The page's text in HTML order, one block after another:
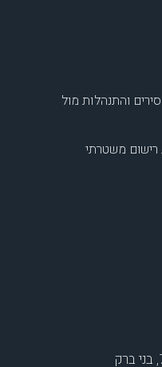
והתנהלות מול
רישום משטרתי